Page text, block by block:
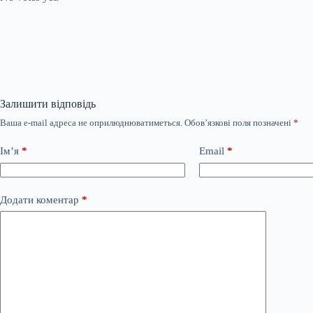
Залишити відповідь
Ваша e-mail адреса не оприлюднюватиметься. Обов’язкові поля позначені *
Ім’я * Email *
Додати коментар *